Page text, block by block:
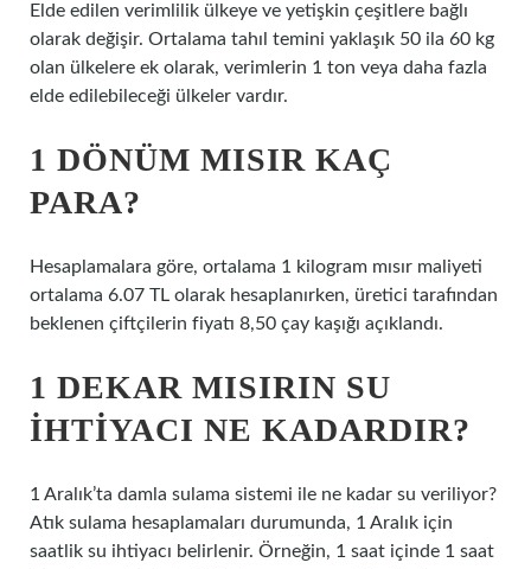
Elde edilen verimlilik ülkeye ve yetişkin çeşitlere bağlı
olarak değişir. Ortalama tahıl temini yaklaşık 50 ila 60 kg
olan ülkelere ek olarak, verimlerin 1 ton veya daha fazla
elde edilebileceği ülkeler vardır.
1 DÖNÜM MISIR KAÇ
PARA?
Hesaplamalara göre, ortalama 1 kilogram mısır maliyeti
ortalama 6.07 TL olarak hesaplanırken, üretici tarafından
beklenen çiftçilerin fiyatı 8,50 çay kaşığı açıklandı.
1 DEKAR MISIRIN SU
IHTIYACI NE KADARDIR?
1 Aralık’ta damla sulama sistemi ile ne kadar su veriliyor?
Atık sulama hesaplamaları durumunda, 1 Aralık için
saatlik su ihtiyacı belirlenir. Örneğin, 1 saat içinde 1 saat